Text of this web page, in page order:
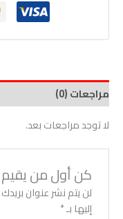
مراجعات (0)
لا توجد مراجعات بعد.
كن أول من يقيم
لن يتم نشر عنوان بريدك
إليها بـ*